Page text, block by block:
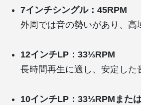
7インチシングル：45RPM
外周では音の勢いがあり、高
12インチLP：33⅓RPM
長時間再生に適し、安定した
10インチLP：33⅓RPMまた